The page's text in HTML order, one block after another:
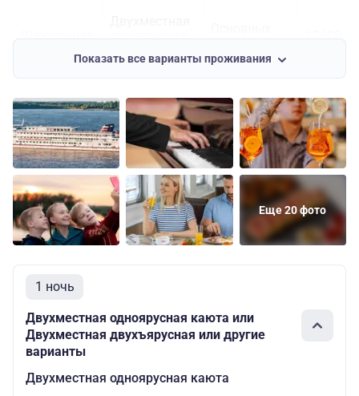
Показать все варианты проживания
Еще 20 фото
1 ночь
Двухместная одноярусная каюта или
Двухместная двухъярусная или другие
варианты
Двухместная одноярусная каюта